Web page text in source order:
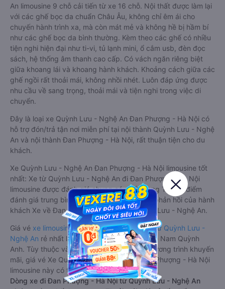
An limousine 9 chỗ cải tiến từ xe 16 chỗ. Nội thất được làm lại
với các ghế bọc da chuẩn Châu Âu, không chỉ êm ái cho
chuyến hành trình xa, mà còn mát mẻ và không hề bị hầm bí
như các ghế bọc da bình thường. Kèm theo các ghế có nhiều
tiện nghi hiện đại như ti-vi, tủ lạnh mini, ổ cắm usb, đèn đọc
sách, hệ thống âm thanh cao cấp. Có vách ngăn riêng biệt
giữa khoang lái và khoang hành khách. Khoảng cách giữa các
ghế ngồi rất thoải mái, không nhồi nhét. Luôn đáp ứng được
nhu cầu về sang trọng, thoải mái và tiện nghi trong việc di
chuyển.
Đây là loại xe Quỳnh Lưu - Nghệ An Đan Phượng - Hà Nội có
hỗ trợ đón/trả tận nơi miễn phí tại nội thành Quỳnh Lưu - Nghệ
An và nội thành Đan Phượng - Hà Nội, rất thuận tiện cho du
khách.
Xe Quỳnh Lưu - Nghệ An Đan Phượng - Hà Nội limousine tốt
nhất: Xe từ Quỳnh Lưu - Nghệ An đi Đan Phượng - Hà Nội
limousine được đánh giá chung có chất lượng Tốt với điểm
đánh giá trung bình từ 4.4/5 dựa trên 2223 phản hồi của hành
khách Xe về Đan Phượng - Hà Nội từ Quỳnh Lưu - Nghệ An.
Giá vé xe limousine đi Đan Phượng - Hà Nội từ Quỳnh Lưu -
Nghệ An rẻ nhất là 400000VND của hãng xe Nam Quỳnh
Anh. Tùy thuộc vào vị trí ngồi của bạn và chương trình khuyến
mãi, giá vé Xe Quỳnh Lưu - Nghệ An đi Đan Phượng - Hà Nội
limousine này có thể sẽ rẻ hơn
Dòng xe đi Đan Phượng - Hà Nội từ Quỳnh Lưu - Nghệ An